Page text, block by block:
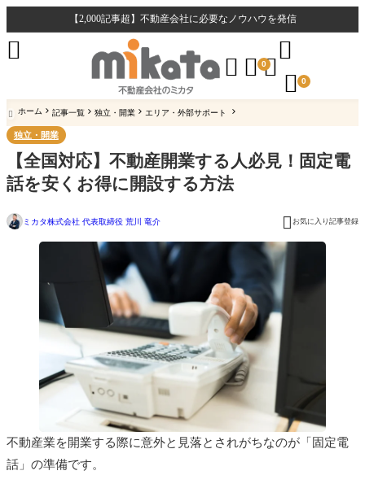
【2,000記事超】不動産会社に必要なノウハウを発信
  0

 0

 ホーム 記事一覧 独立・開業 エリア・外部サポート
独立・開業
【全国対応】不動産開業する人必見！固定電
話を安くお得に開設する方法
ミカタ株式会社 代表取締役 荒川 竜介  お気に入り記事登録
不動産業を開業する際に意外と見落とされがちなのが「固定電
話」の準備です。